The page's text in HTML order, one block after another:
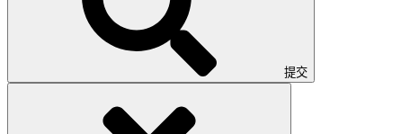
提交